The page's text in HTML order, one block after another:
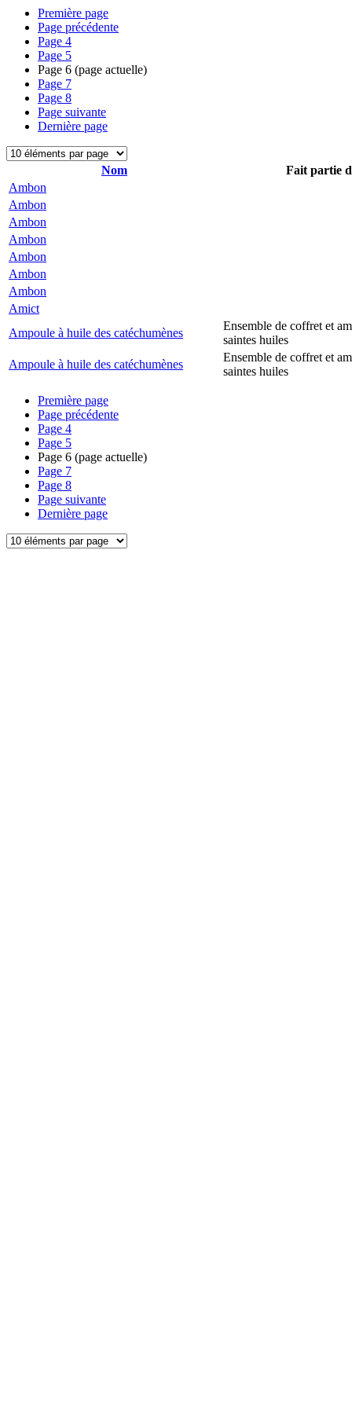
Première page
Page précédente
Page 4
Page 5
Page 6 (page actuelle)
Page 7
Page 8
Page suivante
Dernière page
Nom
Fait partie
Ambon
Ambon
Ambon
Ambon
Ambon
Ambon
Ambon
Amict
Ampoule à huile des catéchumènes
Ensemble de coffret et
saintes huiles
Ampoule à huile des catéchumènes
Ensemble de coffret et
saintes huiles
Première page
Page précédente
Page 4
Page 5
Page 6 (page actuelle)
Page 7
Page 8
Page suivante
Dernière page